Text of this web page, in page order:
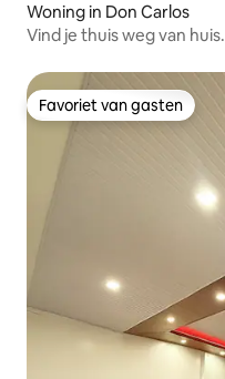
Woning in Don Carlos
Vind je thuis weg van huis.
Favoriet van gasten
Favoriet van gasten